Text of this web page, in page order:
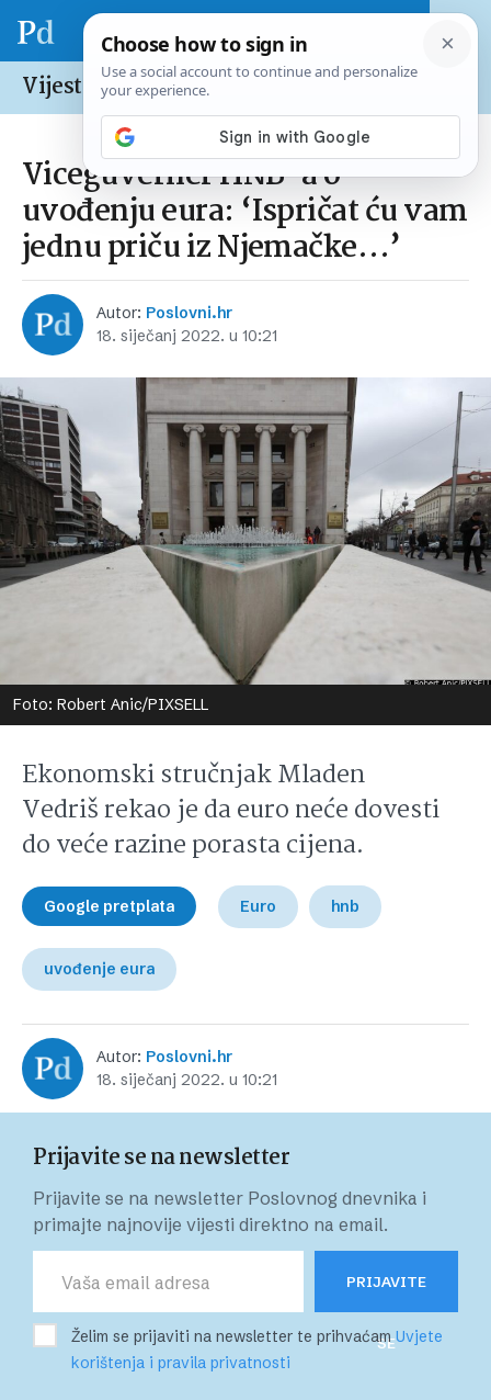
Vijesti /Hrvatska
Viceguverner HNB-a o
uvođenju eura: ‘Ispričat ću vam
jednu priču iz Njemačke…’
Autor: Poslovni.hr
18. siječanj 2022. u 10:21
Foto: Robert Anic/PIXSELL
Ekonomski stručnjak Mladen
Vedriš rekao je da euro neće dovesti
do veće razine porasta cijena.
Google pretplata Euro hnb
uvođenje eura
Autor: Poslovni.hr
18. siječanj 2022. u 10:21
Prijavite se na newsletter
Prijavite se na newsletter Poslovnog dnevnika i
primajte najnovije vijesti direktno na email.
PRIJAVITE
SE
Želim se prijaviti na newsletter te prihvaćamUvjete
korištenja i pravila privatnosti